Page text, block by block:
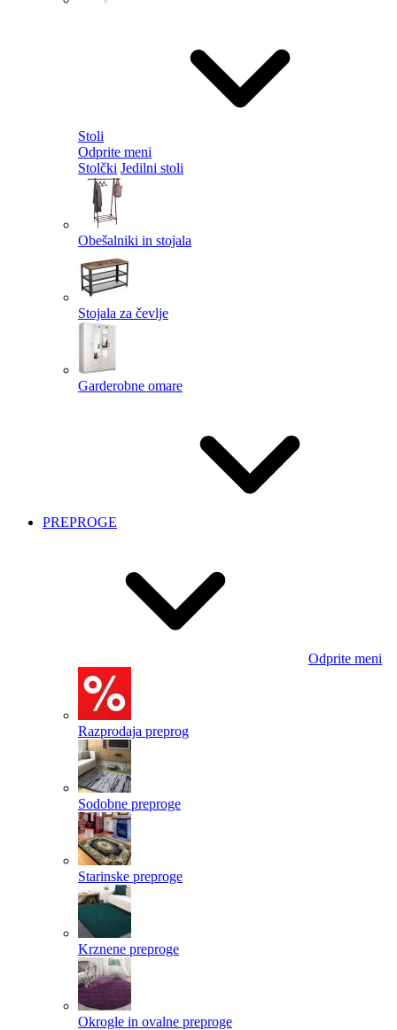
Stoli
Odprite meni
Stolčki Jedilni stoli
Obešalniki in stojala
Stojala za čevlje
Garderobne omare
PREPROGE
Odprite meni
Razprodaja preprog
Sodobne preproge
Starinske preproge
Krznene preproge
Okrogle in ovalne preproge